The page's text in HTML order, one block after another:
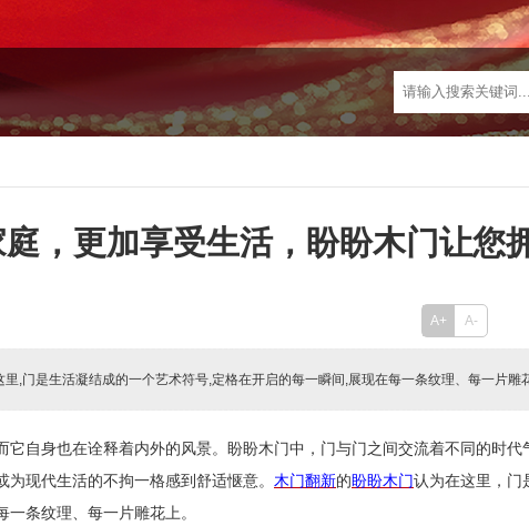
，更加享受生活，盼盼木门让您
A+ A-
,门是生活凝结成的一个艺术符号,定格在开启的每一瞬间,展现在每一条纹理、每一片雕
它自身也在诠释着内外的风景。盼盼木门中，门与门之间交流着不同的时
现代生活的不拘一格感到舒适惬意。 木门翻新的盼盼木门认为在这里，门
条纹理、每一片雕花上。